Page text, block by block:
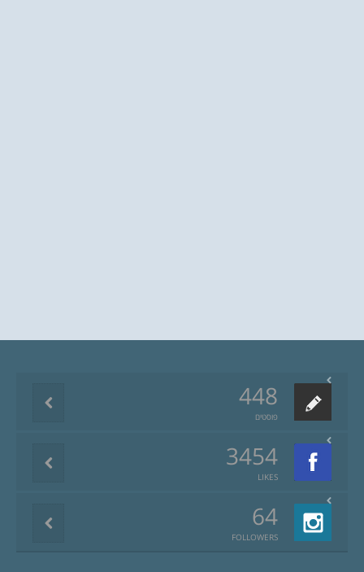
448
פוסטים
3454
LIKES
64
FOLLOWERS